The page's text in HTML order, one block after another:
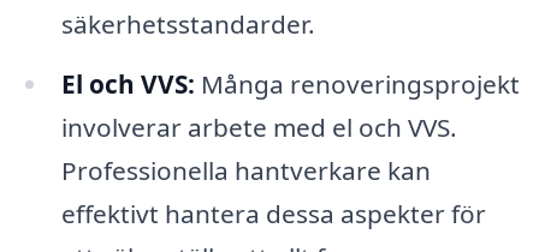
säkerhetsstandarder.
El och VVS: Många renoveringsprojekt
involverar arbete med el och VVS.
Professionella hantverkare kan
effektivt hantera dessa aspekter för